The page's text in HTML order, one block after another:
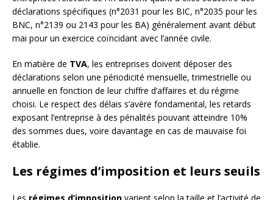
déclarations spécifiques (n°2031 pour les BIC, n°2035 pour les
BNC, n°2139 ou 2143 pour les BA) généralement avant début
mai pour un exercice coïncidant avec l’année civile.
En matière de TVA, les entreprises doivent déposer des
déclarations selon une périodicité mensuelle, trimestrielle ou
annuelle en fonction de leur chiffre d’affaires et du régime
choisi. Le respect des délais s’avère fondamental, les retards
exposant l’entreprise à des pénalités pouvant atteindre 10%
des sommes dues, voire davantage en cas de mauvaise foi
établie.
Les régimes d’imposition et leurs seuils